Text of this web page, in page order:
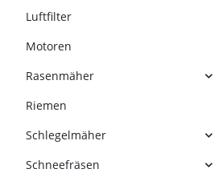
Luftfilter
Motoren
Rasenmäher
Riemen
Schlegelmäher
Schneefräsen